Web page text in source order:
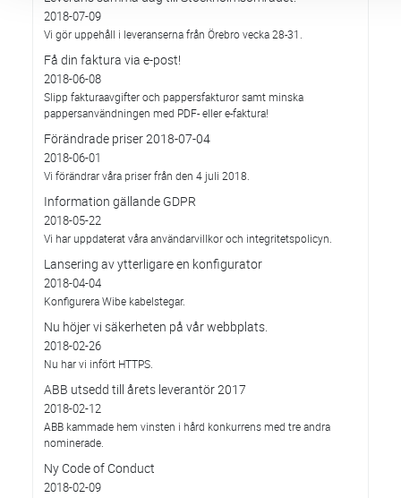
2018-07-09
Vi gör uppehåll i leveranserna från Örebro vecka 28-31.
Få din faktura via e-post!
2018-06-08
Slipp fakturaavgifter och pappersfakturor samt minska
pappersanvändningen med PDF- eller e-faktura!
Förändrade priser 2018-07-04
2018-06-01
Vi förändrar våra priser från den 4 juli 2018.
Information gällande GDPR
2018-05-22
Vi har uppdaterat våra användarvillkor och integritetspolicyn.
Lansering av ytterligare en konfigurator
2018-04-04
Konfigurera Wibe kabelstegar.
Nu höjer vi säkerheten på vår webbplats.
2018-02-26
Nu har vi infört HTTPS.
ABB utsedd till årets leverantör 2017
2018-02-12
ABB kammade hem vinsten i hård konkurrens med tre andra
nominerade.
Ny Code of Conduct
2018-02-09